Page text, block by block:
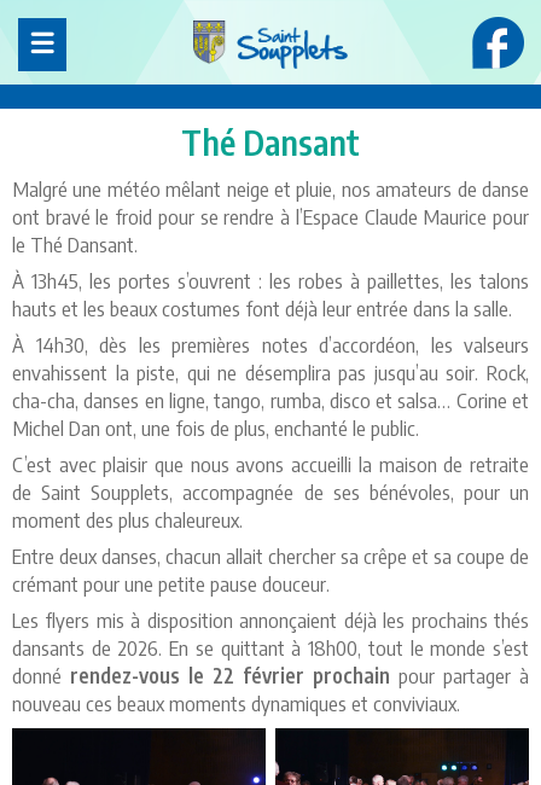
Thé Dansant
Malgré une météo mêlant neige et pluie, nos amateurs de danse
ont bravé le froid pour se rendre à l’Espace Claude Maurice pour
le Thé Dansant.
À 13h45, les portes s’ouvrent : les robes à paillettes, les talons
hauts et les beaux costumes font déjà leur entrée dans la salle.
À 14h30, dès les premières notes d’accordéon, les valseurs
envahissent la piste, qui ne désemplira pas jusqu’au soir. Rock,
cha-cha, danses en ligne, tango, rumba, disco et salsa… Corine et
Michel Dan ont, une fois de plus, enchanté le public.
C’est avec plaisir que nous avons accueilli la maison de retraite
de Saint Soupplets, accompagnée de ses bénévoles, pour un
moment des plus chaleureux.
Entre deux danses, chacun allait chercher sa crêpe et sa coupe de
crémant pour une petite pause douceur.
Les flyers mis à disposition annonçaient déjà les prochains thés
dansants de 2026. En se quittant à 18h00, tout le monde s’est
donné rendez-vous le 22 février prochain pour partager à
nouveau ces beaux moments dynamiques et conviviaux.
Panneau de gestion des cookies